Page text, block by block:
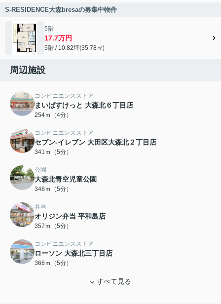
S-RESIDENCE大森bresaの募集中物件
5階
17.7万円
5階 / 10.82坪(35.78㎡)
周辺施設
コンビニエンスストア
まいばすけっと 大森北６丁目店
254ｍ（4分）
コンビニエンスストア
セブン-イレブン 大田区大森北２丁目店
341ｍ（5分）
公園
大森北青空児童公園
348ｍ（5分）
弁当
オリジン弁当 平和島店
357ｍ（5分）
コンビニエンスストア
ローソン 大森北三丁目店
366ｍ（5分）
すべて見る